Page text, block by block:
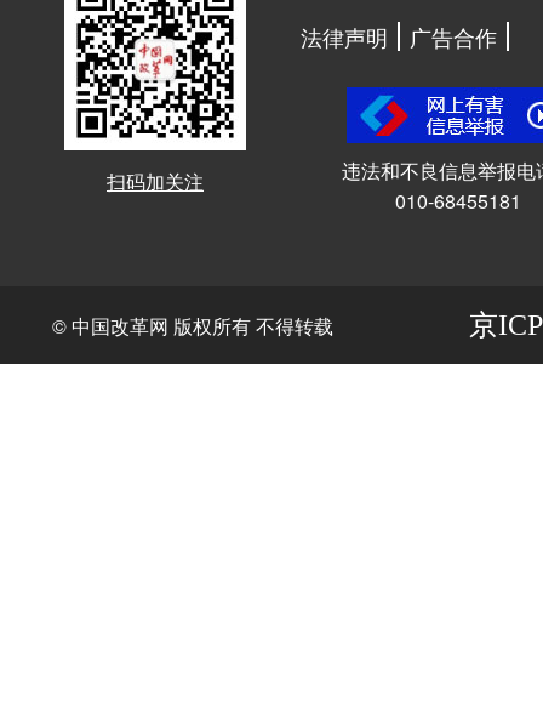
扫码加关注
法律声明
广告合作
违法和不良信息举报电
010-68455181
© 中国改革网 版权所有 不得转载 京